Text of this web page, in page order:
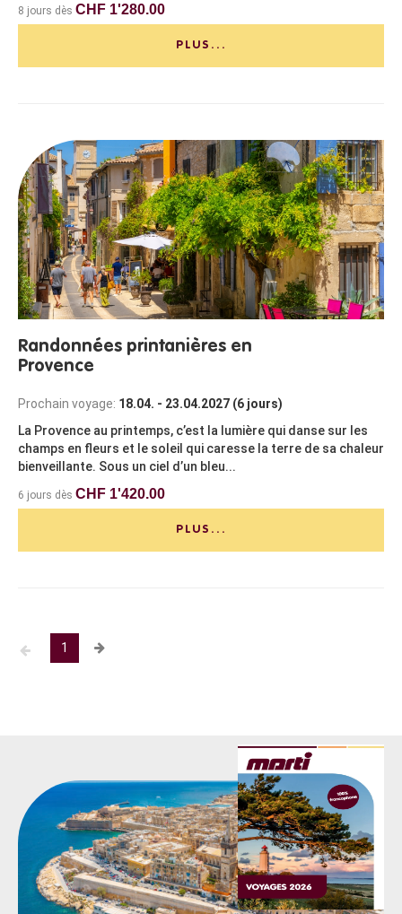
8 jours dès CHF 1'280.00
PLUS...
Randonnées printanières en
Provence
Prochain voyage: 18.04. - 23.04.2027 (6 jours)
La Provence au printemps, c’est la lumière qui danse sur les
champs en fleurs et le soleil qui caresse la terre de sa chaleur
bienveillante. Sous un ciel d’un bleu...
6 jours dès CHF 1'420.00
PLUS...
1